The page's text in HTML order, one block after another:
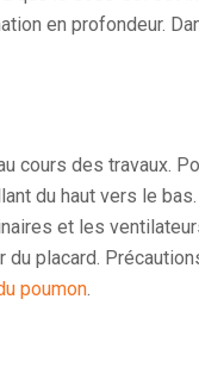
en profondeur.
cours des travaux.
du haut vers le
et les
placard.
poumon.